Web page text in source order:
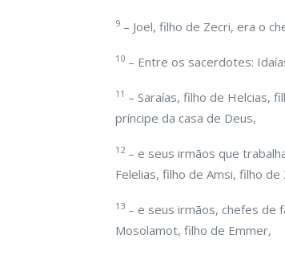
9 – Joel, filho de Zecri, era o
10 – Entre os sacerdotes:
11 – Saraías, filho de Helcias,
príncipe da casa de Deus,
12– e seus irmãos que
Felelias, filho de Amsi, filho
13 – e seus irmãos, chefes de
Mosolamot, filho de Emmer,